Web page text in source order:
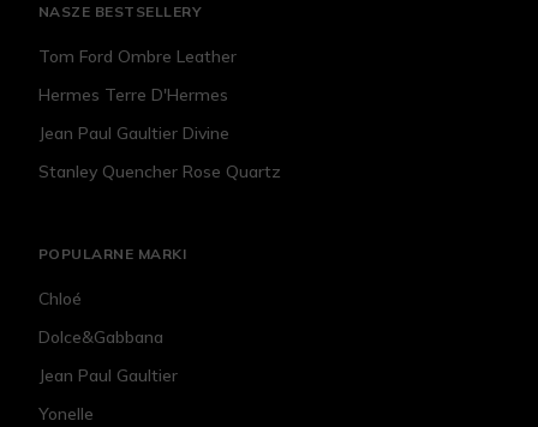
NASZE BESTSELLERY
Tom Ford Ombre Leather
Hermes Terre D'Hermes
Jean Paul Gaultier Divine
Stanley Quencher Rose Quartz
POPULARNE MARKI
Chloé
Dolce&Gabbana
Jean Paul Gaultier
Yonelle